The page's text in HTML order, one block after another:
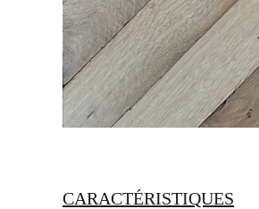
CARACTÉRISTIQUES